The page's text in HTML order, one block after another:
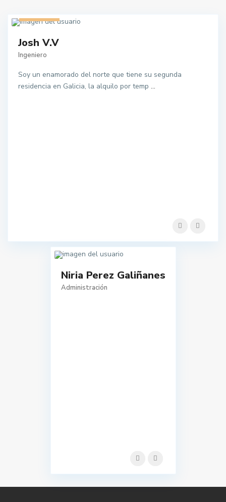
Josh V.V
Ingeniero
Soy un enamorado del norte que tiene su segunda
residencia en Galicia, la alquilo por temp ...
Niria Perez Galiñanes
Administración